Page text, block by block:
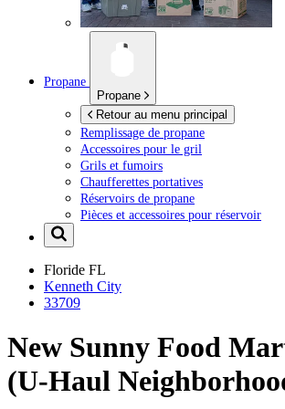
Propane
Propane
Retour au menu principal
Remplissage de propane
Accessoires pour le gril
Grils et fumoirs
Chaufferettes portatives
Réservoirs de propane
Pièces et accessoires pour réservoir
Floride FL
Kenneth City
33709
New Sunny Food
(U-Haul